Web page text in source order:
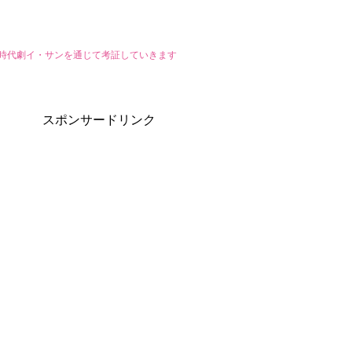
劇イ・サンを通じて考証していきます
スポンサードリンク